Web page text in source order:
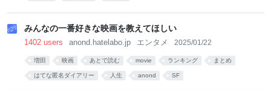
みんなの一番好きな映画を教えてほしい
1402 users anond.hatelabo.jp エンタメ 2025/01/22
増田 映画 あとで読む movie ランキング まとめ
はてな匿名ダイアリー 人生 anond SF